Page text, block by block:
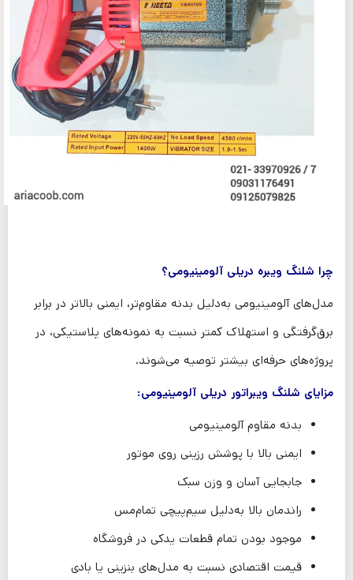
چرا شلنگ ویبره دریلی آلومینیومی؟
مدل‌های آلومینیومی به‌دلیل بدنه مقاوم‌تر، ایمنی بالاتر در برابر
برق‌گرفتگی و استهلاک کمتر نسبت به نمونه‌های پلاستیکی، در
پروژه‌های حرفه‌ای بیشتر توصیه می‌شوند.
مزایای شلنگ ویبراتور دریلی آلومینیومی:
بدنه مقاوم آلومینیومی
ایمنی بالا با پوشش رزینی روی موتور
جابجایی آسان و وزن سبک
راندمان بالا به‌دلیل سیم‌پیچی تمام‌مس
موجود بودن تمام قطعات یدکی در فروشگاه
قیمت اقتصادی نسبت به مدل‌های بنزینی یا بادی